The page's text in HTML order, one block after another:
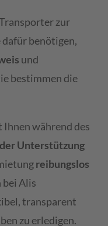
zur
dafür benötigen,
und
bestimmen die
Ihnen während des
Unterstützung
reibungslos
Alis
transparent
zu erledigen.